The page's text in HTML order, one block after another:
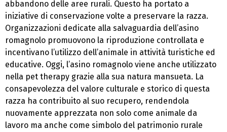
abbandono delle aree rurali. Questo ha portato a
iniziative di conservazione volte a preservare la razza.
Organizzazioni dedicate alla salvaguardia dell’asino
romagnolo promuovono la riproduzione controllata e
incentivano l’utilizzo dell’animale in attività turistiche ed
educative. Oggi, l’asino romagnolo viene anche utilizzato
nella pet therapy grazie alla sua natura mansueta. La
consapevolezza del valore culturale e storico di questa
razza ha contribuito al suo recupero, rendendola
nuovamente apprezzata non solo come animale da
lavoro ma anche come simbolo del patrimonio rurale